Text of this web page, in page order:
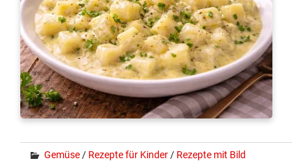
Gemüse/ Rezepte für Kinder/ Rezepte mit Bild